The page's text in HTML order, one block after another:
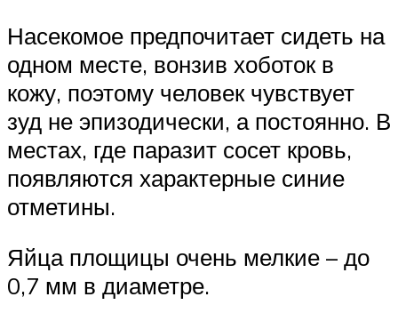
Насекомое предпочитает сидеть на
одном месте, вонзив хоботок в
кожу, поэтому человек чувствует
зуд не эпизодически, а постоянно. В
местах, где паразит сосет кровь,
появляются характерные синие
отметины.
Яйца площицы очень мелкие – до
0,7 мм в диаметре.